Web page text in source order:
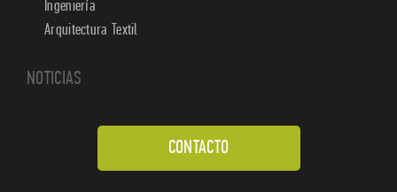
Ingeniería
Arquitectura Textil
NOTICIAS
CONTACTO